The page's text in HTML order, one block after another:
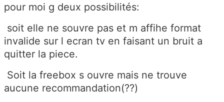
pour moi g deux possibilités:
soit elle ne souvre pas et m affihe format
invalide sur l ecran tv en faisant un bruit a
quitter la piece.
Soit la freebox s ouvre mais ne trouve
aucune recommandation(??)